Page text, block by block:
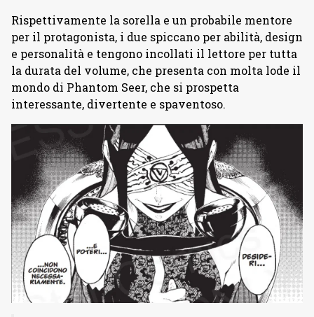
Rispettivamente la sorella e un probabile mentore
per il protagonista, i due spiccano per abilità, design
e personalità e tengono incollati il lettore per tutta
la durata del volume, che presenta con molta lode il
mondo di Phantom Seer, che si prospetta
interessante, divertente e spaventoso.